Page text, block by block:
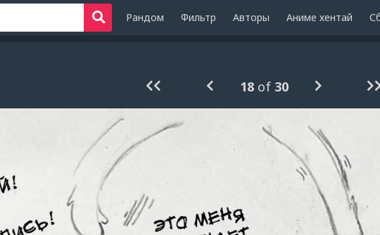
Рандом Фильтр Авторы Аниме хентай
18 of 30